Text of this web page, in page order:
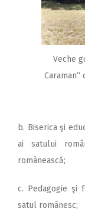
Veche
b. Biserica şi
ai satului
românească;
c. Pedagogie şi
satul românesc;